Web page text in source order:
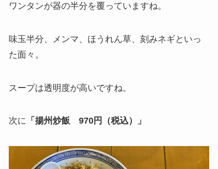
ワンタンが器の半分を覆っていますね。
味玉半分、メンマ、ほうれん草、刻みネギといっ
た面々。
スープは透明度が高いですね。
次に 「揚州炒飯 970円（税込）」